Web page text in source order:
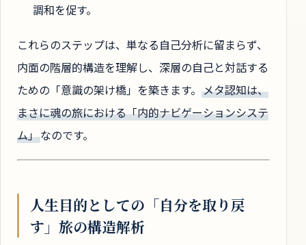
調和を促す。
これらのステップは、単なる自己分析に留まらず、
内面の階層的構造を理解し、深層の自己と対話する
ための「意識の架け橋」を築きます。 メタ認知は、
まさに魂の旅における「内的ナビゲーションシステ
ム」なのです。
人生目的としての「自分を取り戻
す」旅の構造解析